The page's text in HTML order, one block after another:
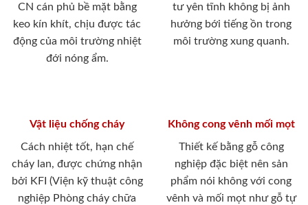
CN cán phủ bề mặt bằng
keo kín khít, chịu được tác
động của môi trường nhiệt
đới nóng ẩm.
tư yên tĩnh không bị ảnh
hưởng bới tiếng ồn trong
môi trường xung quanh.
Vật liệu chống cháy
Cách nhiệt tốt, hạn chế
cháy lan, được chứng nhận
bởi KFI (Viện kỹ thuật công
nghiệp Phòng cháy chữa
Không cong vênh mối mọt
Thiết kế bằng gỗ công
nghiệp đặc biệt nên sản
phẩm nói không với cong
vênh và mối mọt như gỗ tự